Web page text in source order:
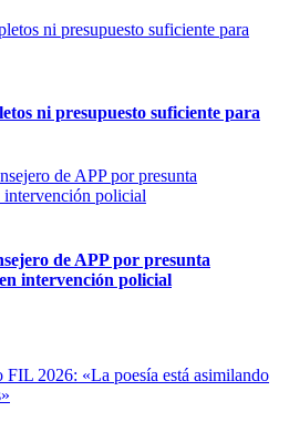
ni presupuesto suficiente para
de APP por presunta
intervención policial